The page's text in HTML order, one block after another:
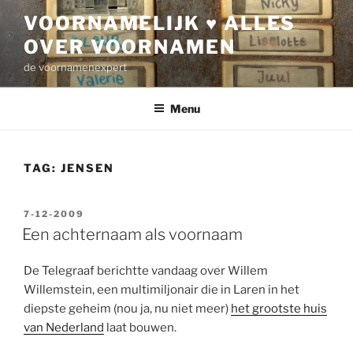
inhoud
VOORNAMELIJK ♥ ALLES
OVER VOORNAMEN
de voornamenexpert
Menu
TAG: JENSEN
GEPLAATST
OP
7-12-2009
Een achternaam als voornaam
De Telegraaf berichtte vandaag over Willem
Willemstein, een multimiljonair die in Laren in het
diepste geheim (nou ja, nu niet meer) het grootste huis
van Nederland laat bouwen.